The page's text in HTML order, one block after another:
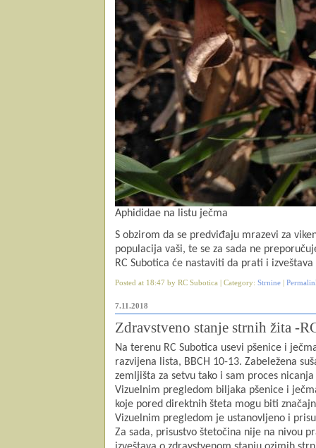
Aphididae na listu ječma
S obzirom da se predviđaju mrazevi za
populacija vaši, te se za sada ne
RC Subotica će nastaviti da prati i
Posted at 18:47 by RC Subotica | Category: Strnine
7.11.2018
Zdravstveno stanje strnih žita -
Na terenu RC Subotica usevi pšenice i
razvijena lista, BBCH 10-13. Zabeležena
zemljišta za setvu tako i sam proces nicanja
Vizuelnim pregledom biljaka pšenice i
koje pored direktnih šteta mogu biti
Vizuelnim pregledom je ustanovljeno i
Za sada, prisustvo štetočina nije na nivou